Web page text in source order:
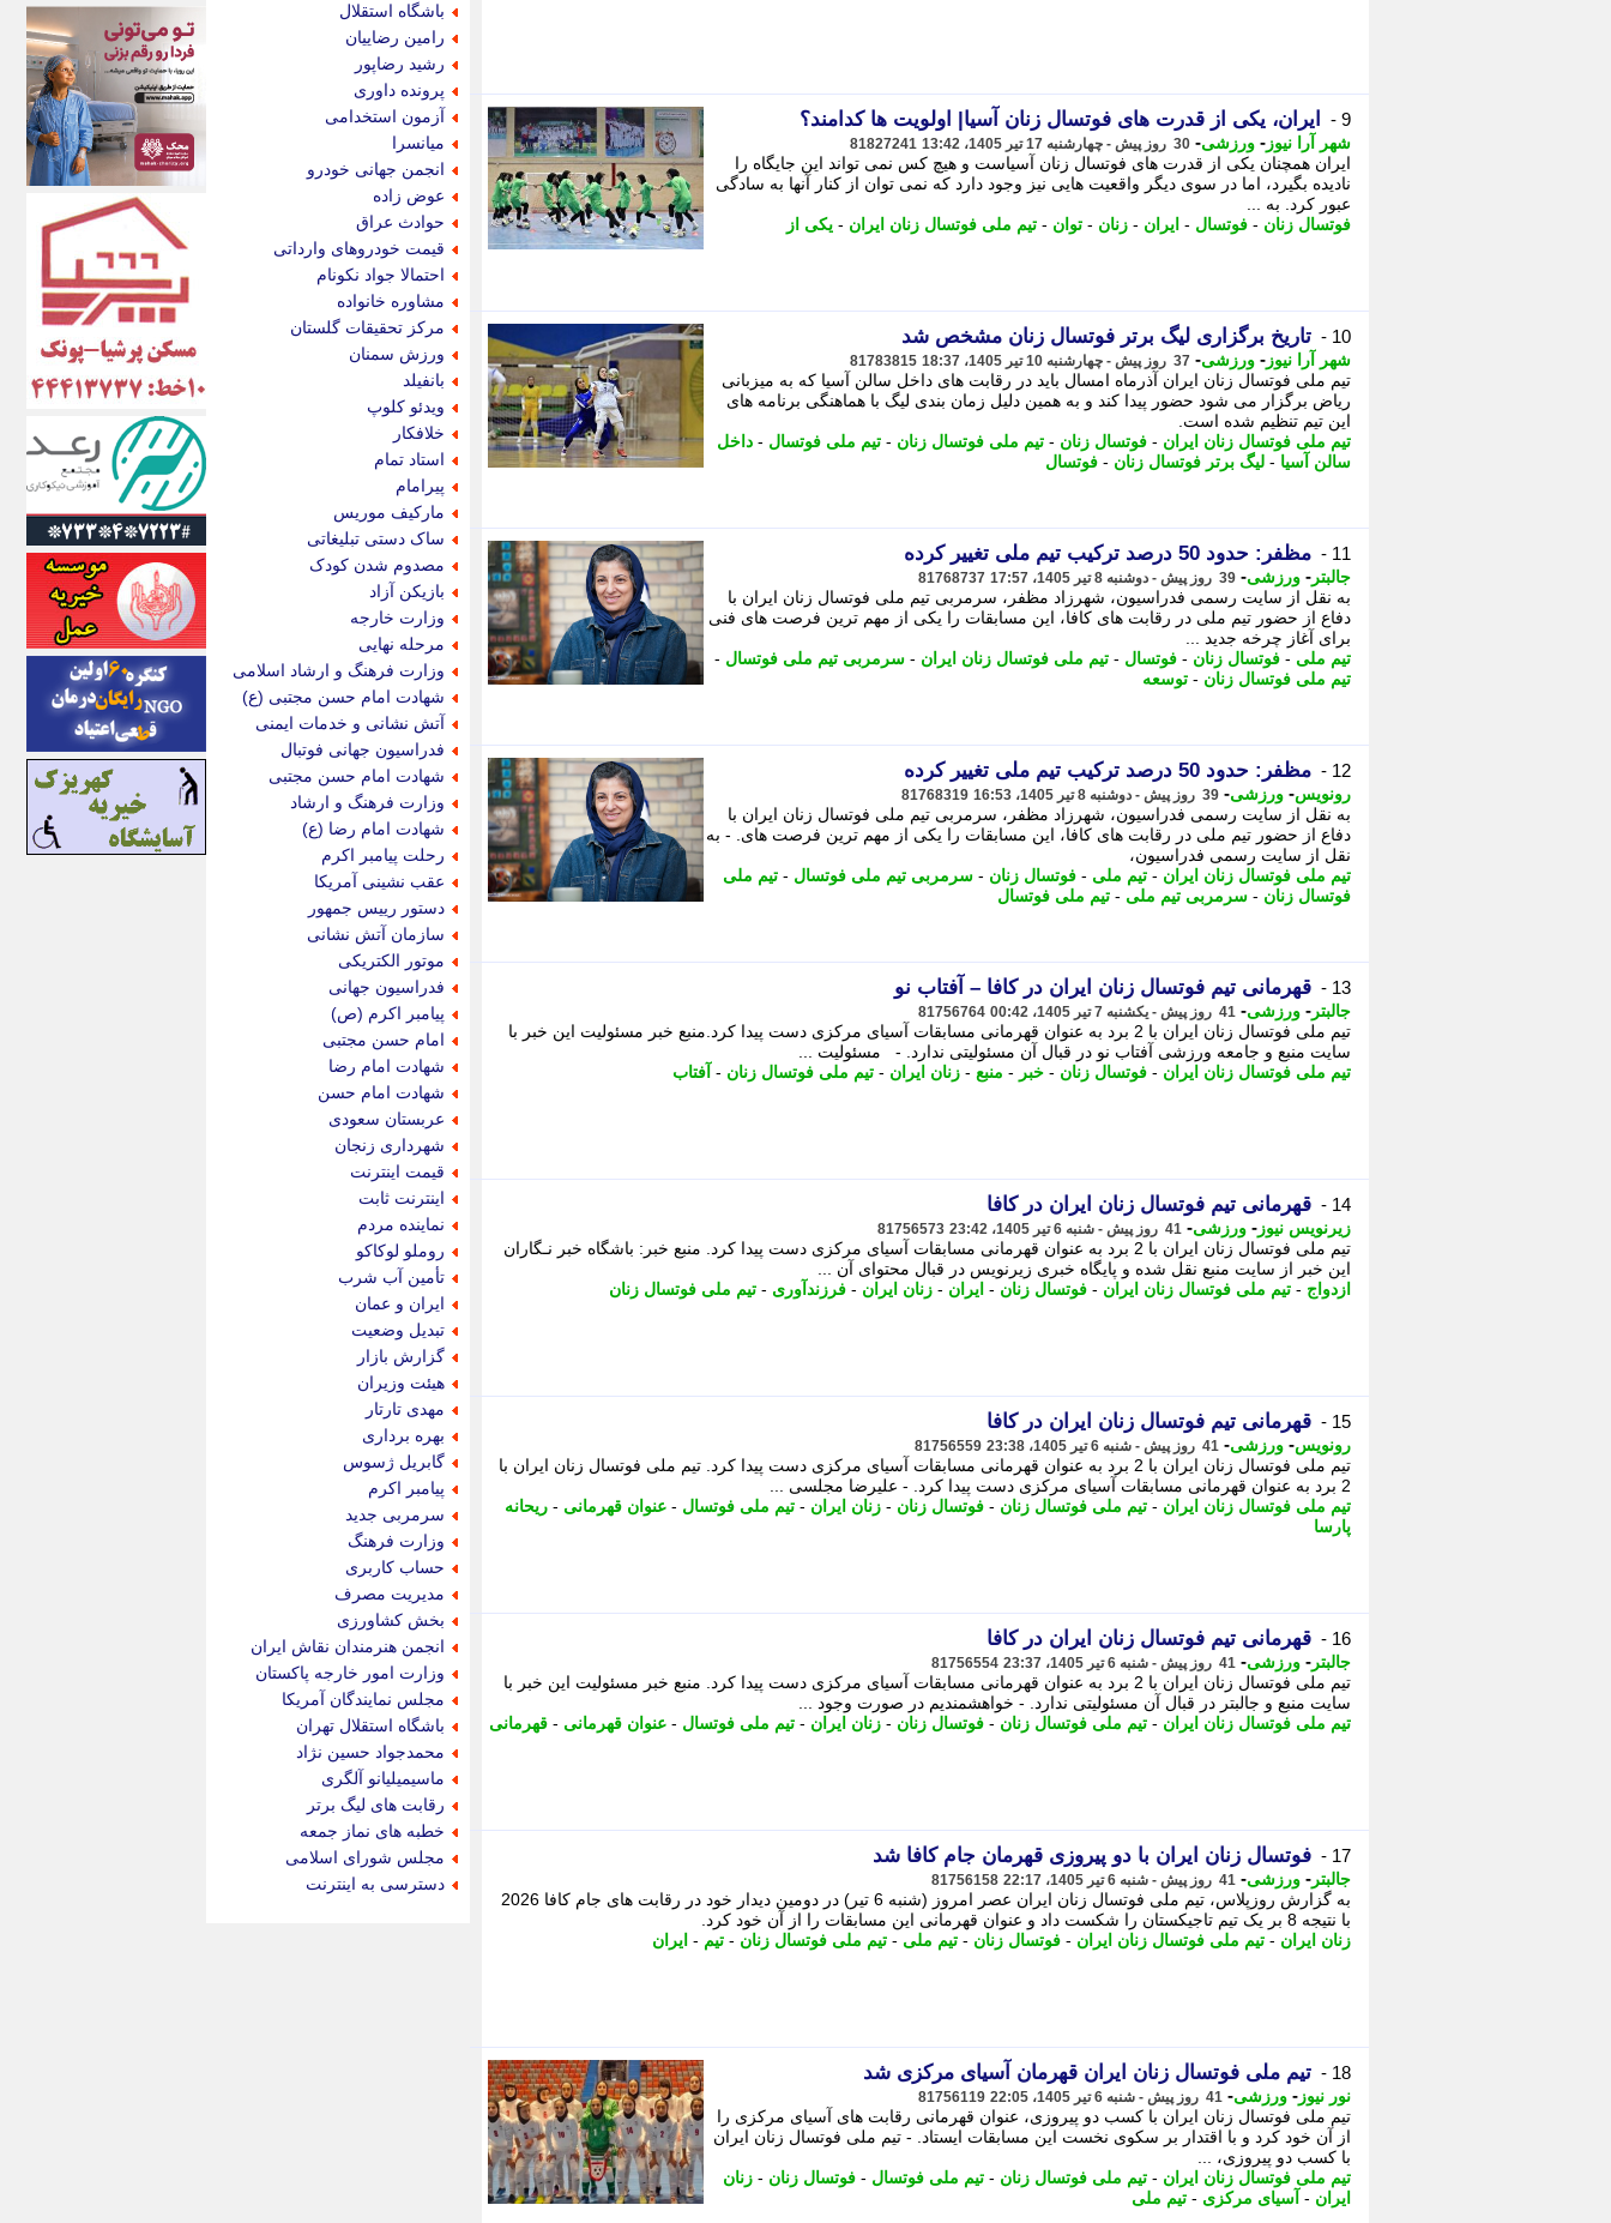
9 - ایران، یکی از قدرت های فوتسال زنان آسیا| اولویت ها کدامند؟
شهر آرا نیوز - ورزشی- 30 روز پیش - چهارشنبه 17 تیر 1405، 13:42 81827241
ایران همچنان یکی از قدرت های فوتسال زنان آسیاست و هیچ کس نمی تواند این جایگاه را
نادیده بگیرد، اما در سوی دیگر واقعیت هایی نیز وجود دارد که نمی توان از کنار آنها به سادگی
عبور کرد. به ...
فوتسال زنان - فوتسال - ایران - زنان - توان - تیم ملی فوتسال زنان ایران - یکی از
10 - تاریخ برگزاری لیگ برتر فوتسال زنان مشخص شد
شهر آرا نیوز - ورزشی- 37 روز پیش - چهارشنبه 10 تیر 1405، 18:37 81783815
تیم ملی فوتسال زنان ایران آذرماه امسال باید در رقابت های داخل سالن آسیا که به میزبانی
ریاض برگزار می شود حضور پیدا کند و به همین دلیل زمان بندی لیگ با هماهنگی برنامه های
این تیم تنظیم شده است.
تیم ملی فوتسال زنان ایران - فوتسال زنان - تیم ملی فوتسال زنان - تیم ملی فوتسال - داخل
سالن آسیا - لیگ برتر فوتسال زنان - فوتسال
11 - مظفر: حدود 50 درصد ترکیب تیم ملی تغییر کرده
جالبتر - ورزشی- 39 روز پیش - دوشنبه 8 تیر 1405، 17:57 81768737
به نقل از سایت رسمی فدراسیون، شهرزاد مظفر، سرمربی تیم ملی فوتسال زنان ایران با
دفاع از حضور تیم ملی در رقابت های کافا، این مسابقات را یکی از مهم ترین فرصت های فنی
برای آغاز چرخه جدید ...
تیم ملی - فوتسال زنان - فوتسال - تیم ملی فوتسال زنان ایران - سرمربی تیم ملی فوتسال -
تیم ملی فوتسال زنان - توسعه
12 - مظفر: حدود 50 درصد ترکیب تیم ملی تغییر کرده
رونویس- ورزشی- 39 روز پیش - دوشنبه 8 تیر 1405، 16:53 81768319
به نقل از سایت رسمی فدراسیون، شهرزاد مظفر، سرمربی تیم ملی فوتسال زنان ایران با
دفاع از حضور تیم ملی در رقابت های کافا، این مسابقات را یکی از مهم ترین فرصت های. - به
نقل از سایت رسمی فدراسیون،
تیم ملی فوتسال زنان ایران - تیم ملی - فوتسال زنان - سرمربی تیم ملی فوتسال - تیم ملی
فوتسال زنان - سرمربی تیم ملی - تیم ملی فوتسال
13 - قهرمانی تیم فوتسال زنان ایران در کافا – آفتاب نو
جالبتر - ورزشی- 41 روز پیش - یکشنبه 7 تیر 1405، 00:42 81756764
تیم ملی فوتسال زنان ایران با 2 برد به عنوان قهرمانی مسابقات آسیای مرکزی دست پیدا کرد.منبع خبر مسئولیت این خبر با
سایت منبع و جامعه ورزشی آفتاب نو در قبال آن مسئولیتی ندارد. - مسئولیت ...
تیم ملی فوتسال زنان ایران - فوتسال زنان - خبر - منبع - زنان ایران - تیم ملی فوتسال زنان - آفتاب
14 - قهرمانی تیم فوتسال زنان ایران در کافا
زیرنویس نیوز - ورزشی- 41 روز پیش - شنبه 6 تیر 1405، 23:42 81756573
تیم ملی فوتسال زنان ایران با 2 برد به عنوان قهرمانی مسابقات آسیای مرکزی دست پیدا کرد. منبع خبر: باشگاه خبر نـگاران
این خبر از سایت منبع نقل شده و پایگاه خبری زیرنویس در قبال محتوای آن ...
ازدواج - تیم ملی فوتسال زنان ایران - فوتسال زنان - ایران - زنان ایران - فرزندآوری - تیم ملی فوتسال زنان
15 - قهرمانی تیم فوتسال زنان ایران در کافا
رونویس- ورزشی- 41 روز پیش - شنبه 6 تیر 1405، 23:38 81756559
تیم ملی فوتسال زنان ایران با 2 برد به عنوان قهرمانی مسابقات آسیای مرکزی دست پیدا کرد. تیم ملی فوتسال زنان ایران با
2 برد به عنوان قهرمانی مسابقات آسیای مرکزی دست پیدا کرد. - علیرضا مجلسی ...
تیم ملی فوتسال زنان ایران - تیم ملی فوتسال زنان - فوتسال زنان - زنان ایران - تیم ملی فوتسال - عنوان قهرمانی - ریحانه
پارسا
16 - قهرمانی تیم فوتسال زنان ایران در کافا
جالبتر - ورزشی- 41 روز پیش - شنبه 6 تیر 1405، 23:37 81756554
تیم ملی فوتسال زنان ایران با 2 برد به عنوان قهرمانی مسابقات آسیای مرکزی دست پیدا کرد. منبع خبر مسئولیت این خبر با
سایت منبع و جالبتر در قبال آن مسئولیتی ندارد. - خواهشمندیم در صورت وجود ...
تیم ملی فوتسال زنان ایران - تیم ملی فوتسال زنان - فوتسال زنان - زنان ایران - تیم ملی فوتسال - عنوان قهرمانی - قهرمانی
17 - فوتسال زنان ایران با دو پیروزی قهرمان جام کافا شد
جالبتر - ورزشی- 41 روز پیش - شنبه 6 تیر 1405، 22:17 81756158
به گزارش روزپلاس، تیم ملی فوتسال زنان ایران عصر امروز (شنبه 6 تیر) در دومین دیدار خود در رقابت های جام کافا 2026
با نتیجه 8 بر یک تیم تاجیکستان را شکست داد و عنوان قهرمانی این مسابقات را از آن خود کرد.
زنان ایران - تیم ملی فوتسال زنان ایران - فوتسال زنان - تیم ملی - تیم ملی فوتسال زنان - تیم - ایران
18 - تیم ملی فوتسال زنان ایران قهرمان آسیای مرکزی شد
نور نیوز - ورزشی- 41 روز پیش - شنبه 6 تیر 1405، 22:05 81756119
تیم ملی فوتسال زنان ایران با کسب دو پیروزی، عنوان قهرمانی رقابت های آسیای مرکزی را
از آن خود کرد و با اقتدار بر سکوی نخست این مسابقات ایستاد. - تیم ملی فوتسال زنان ایران
با کسب دو پیروزی، ...
تیم ملی فوتسال زنان ایران - تیم ملی فوتسال زنان - تیم ملی فوتسال - فوتسال زنان - زنان
ایران - آسیای مرکزی - تیم ملی
باشگاه استقلال
رامین رضاییان
رشید رضاپور
پرونده داوری
آزمون استخدامی
میانسرا
انجمن جهانی خودرو
عوض زاده
حوادث عراق
قیمت خودروهای وارداتی
احتمالا جواد نکونام
مشاوره خانواده
مرکز تحقیقات گلستان
ورزش سمنان
بانفیلد
ویدئو کلوپ
خلافکار
استاد تمام
پیرامام
مارکیف موریس
ساک دستی تبلیغاتی
مصدوم شدن کودک
بازیکن آزاد
وزارت خارجه
مرحله نهایی
وزارت فرهنگ و ارشاد اسلامی
شهادت امام حسن مجتبی (ع)
آتش نشانی و خدمات ایمنی
فدراسیون جهانی فوتبال
شهادت امام حسن مجتبی
وزارت فرهنگ و ارشاد
شهادت امام رضا (ع)
رحلت پیامبر اکرم
عقب نشینی آمریکا
دستور رییس جمهور
سازمان آتش نشانی
موتور الکتریکی
فدراسیون جهانی
پیامبر اکرم (ص)
امام حسن مجتبی
شهادت امام رضا
شهادت امام حسن
عربستان سعودی
شهرداری زنجان
قیمت اینترنت
اینترنت ثابت
نماینده مردم
روملو لوکاکو
تأمین آب شرب
ایران و عمان
تبدیل وضعیت
گزارش بازار
هیئت وزیران
مهدی تارتار
بهره برداری
گابریل ژسوس
پیامبر اکرم
سرمربی جدید
وزارت فرهنگ
حساب کاربری
مدیریت مصرف
بخش کشاورزی
انجمن هنرمندان نقاش ایران
وزارت امور خارجه پاکستان
مجلس نمایندگان آمریکا
باشگاه استقلال تهران
محمدجواد حسین نژاد
ماسیمیلیانو آلگری
رقابت های لیگ برتر
خطبه های نماز جمعه
مجلس شورای اسلامی
دسترسی به اینترنت
اکوفارس
اکونگار
اکونیوز
الف
انتشار آنلاین
اندیشه قرن
اندیشه معاصر
اندیشه ها
انرژی پرس
ای استخدام
ایتنا
ایراف
ایران آرت
ایران آنلاین
ایران زندگی
ایران فوری
ایرانی روز
ایرانیتال
ایرنا
ایسکانیوز
ایسنا
ایکنا
ایلنا
اینتیتر
ایونا نیوز
بازتاب آنلاین
باشگاه خبرنگاران
باغستان نیوز
بامبوک
ببین و بخون
بدینسان
بنکر